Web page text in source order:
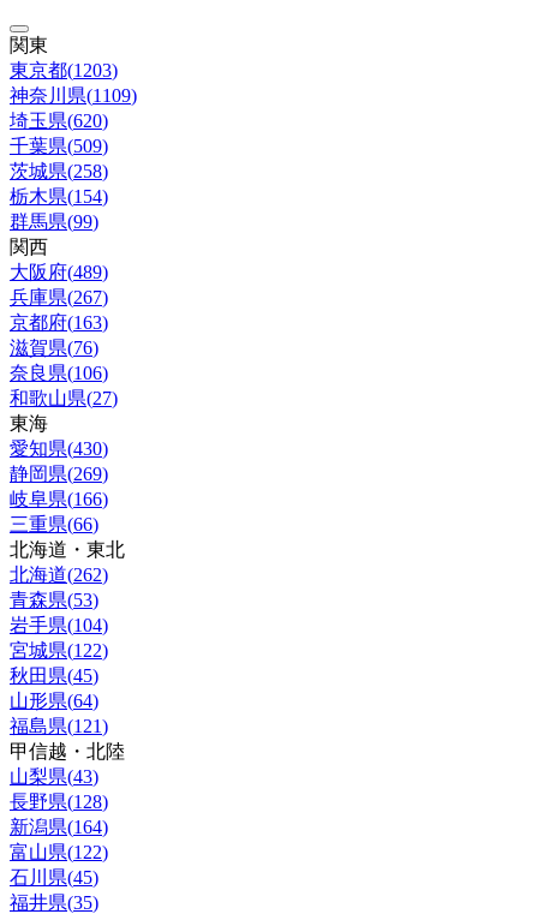
関東
東京都(1203)
神奈川県(1109)
埼玉県(620)
千葉県(509)
茨城県(258)
栃木県(154)
群馬県(99)
関西
大阪府(489)
兵庫県(267)
京都府(163)
滋賀県(76)
奈良県(106)
和歌山県(27)
東海
愛知県(430)
静岡県(269)
岐阜県(166)
三重県(66)
北海道・東北
北海道(262)
青森県(53)
岩手県(104)
宮城県(122)
秋田県(45)
山形県(64)
福島県(121)
甲信越・北陸
山梨県(43)
長野県(128)
新潟県(164)
富山県(122)
石川県(45)
福井県(35)